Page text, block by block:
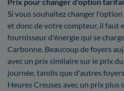
Prix pour changer d'option
Si vous souhaitez changer
et donc de votre compteur, il faut
fournisseur d'énergie qui se
Carbonne. Beaucoup de foyers
avec un prix similaire sur le prix
journée, tandis que d'autres
Heures Creuses avec un prix